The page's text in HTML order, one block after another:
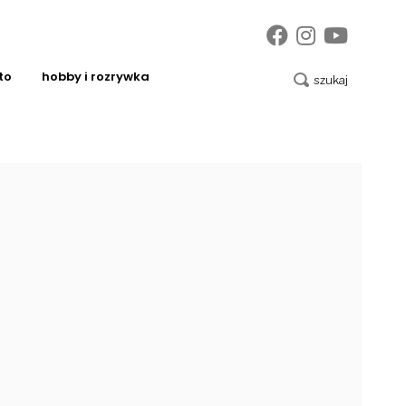
hobby i rozrywka